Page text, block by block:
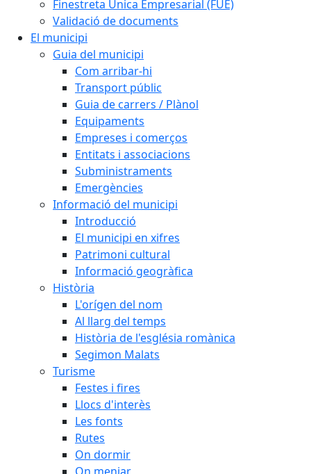
Finestreta Única Empresarial (FUE)
Validació de documents
El municipi
Guia del municipi
Com arribar-hi
Transport públic
Guia de carrers / Plànol
Equipaments
Empreses i comerços
Entitats i associacions
Subministraments
Emergències
Informació del municipi
Introducció
El municipi en xifres
Patrimoni cultural
Informació geogràfica
Història
L'orígen del nom
Al llarg del temps
Història de l'església romànica
Segimon Malats
Turisme
Festes i fires
Llocs d'interès
Les fonts
Rutes
On dormir